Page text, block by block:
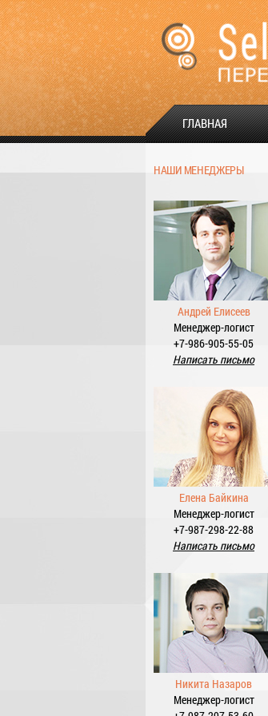
ГЛАВНАЯ
НАШИ МЕНЕДЖЕРЫ
Андрей Елисеев
Менеджер-логист
+7-986-905-55-05
Написать письмо
Елена Байкина
Менеджер-логист
+7-987-298-22-88
Написать письмо
Никита Назаров
Менеджер-логист